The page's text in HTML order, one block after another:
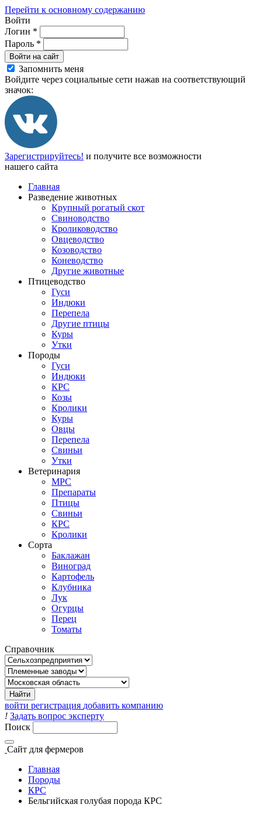
Перейти к основному содержанию
Войти
Логин *
Пароль *
Войти на сайт
Запомнить меня
Войдите через социальные сети нажав на соответствующий
значок:
Зарегистрируйтесь! и получите все возможности
нашего сайта
Главная
Разведение животных
Крупный рогатый скот
Свиноводство
Кролиководство
Овцеводство
Козоводство
Коневодство
Другие животные
Птицеводство
Гуси
Индюки
Перепела
Другие птицы
Куры
Утки
Породы
Гуси
Индюки
КРС
Козы
Кролики
Куры
Овцы
Перепела
Свиньи
Утки
Ветеринария
МРС
Препараты
Птицы
Свиньи
КРС
Кролики
Сорта
Баклажан
Виноград
Картофель
Клубника
Лук
Огурцы
Перец
Томаты
Справочник
войти регистрация добавить компанию
! Задать вопрос эксперту
Поиск
Сайт для фермеров
Главная
Породы
КРС
Бельгийская голубая порода КРС